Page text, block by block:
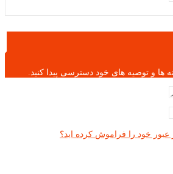
و توصیه های خود دسترسی پیدا کنید.
عبور خود را فراموش کرده اید؟